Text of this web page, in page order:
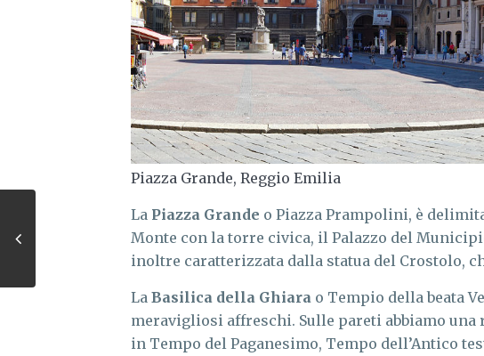
Piazza Grande, Reggio Emilia
La Piazza Grande o Piazza Prampolini, è
Monte con la torre civica, il Palazzo del
inoltre caratterizzata dalla statua del Crostolo,
La Basilica della Ghiara o Tempio della beata
meravigliosi affreschi. Sulle pareti abbiamo
in Tempo del Paganesimo, Tempo dell’Antico